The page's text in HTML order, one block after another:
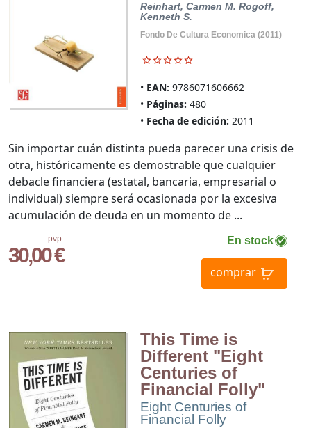
Reinhart, Carmen M. Rogoff,
Kenneth S.
Fondo De Cultura Economica (2011)
EAN: 9786071606662
Páginas: 480
Fecha de edición: 2011
pvp.
30,00 €
En stock
comprar
Sin importar cuán distinta pueda parecer una crisis de
otra, históricamente es demostrable que cualquier
debacle financiera (estatal, bancaria, empresarial o
individual) siempre será ocasionada por la excesiva
acumulación de deuda en un momento de ...
This Time is
Different "Eight
Centuries of
Financial Folly"
Eight Centuries of
Financial Folly